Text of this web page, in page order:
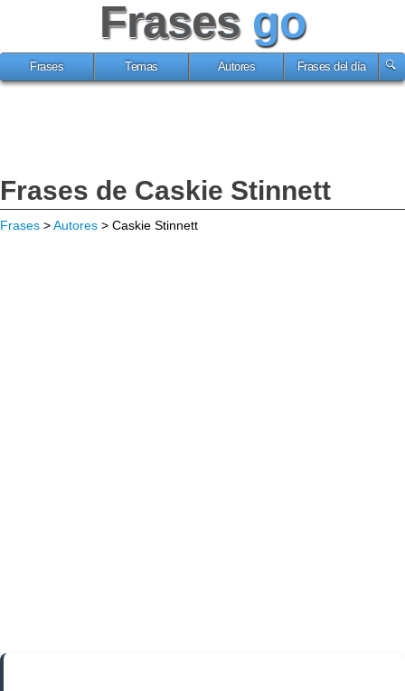
Frases go
Frases Temas Autores Frases del día
Frases de Caskie Stinnett
Frases >Autores > Caskie Stinnett